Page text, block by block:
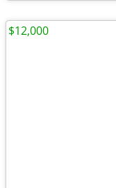
$12,000